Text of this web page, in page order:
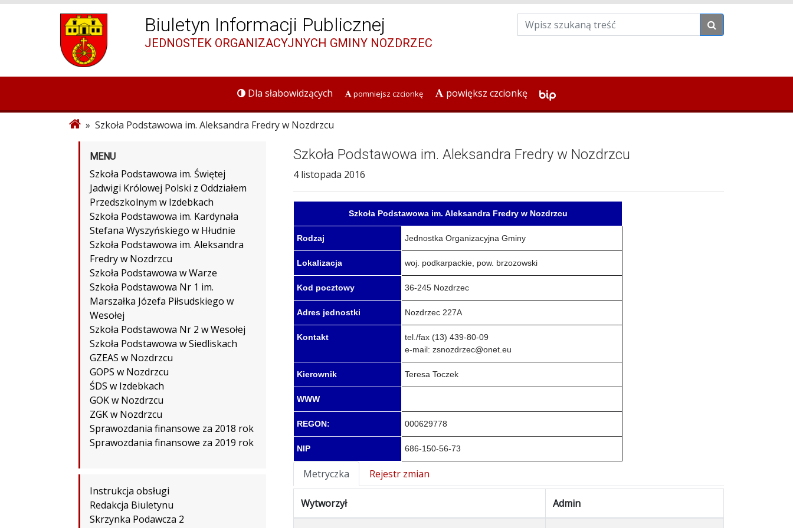
Biuletyn Informacji Publicznej
JEDNOSTEK ORGANIZACYJNYCH GMINY NOZDRZEC
Dla słabowidzących pomniejsz czcionkę powiększ czcionkę
» Szkoła Podstawowa im. Aleksandra Fredry w Nozdrzcu
MENU
Szkoła Podstawowa im. Świętej
Jadwigi Królowej Polski z Oddziałem
Przedszkolnym w Izdebkach
Szkoła Podstawowa im. Kardynała
Stefana Wyszyńskiego w Hłudnie
Szkoła Podstawowa im. Aleksandra
Fredry w Nozdrzcu
Szkoła Podstawowa w Warze
Szkoła Podstawowa Nr 1 im.
Marszałka Józefa Piłsudskiego w
Wesołej
Szkoła Podstawowa Nr 2 w Wesołej
Szkoła Podstawowa w Siedliskach
GZEAS w Nozdrzcu
GOPS w Nozdrzcu
ŚDS w Izdebkach
GOK w Nozdrzcu
ZGK w Nozdrzcu
Sprawozdania finansowe za 2018 rok
Sprawozdania finansowe za 2019 rok
Instrukcja obsługi
Redakcja Biuletynu
Skrzynka Podawcza 2
Szkoła Podstawowa im. Aleksandra Fredry w Nozdrzcu
4 listopada 2016
Szkoła Podstawowa im. Aleksandra Fredry w Nozdrzcu
Rodzaj Jednostka Organizacyjna Gminy
Lokalizacja woj. podkarpackie, pow. brzozowski
Kod pocztowy 36-245 Nozdrzec
Adres jednostki Nozdrzec 227A
Kontakt
tel./fax (13) 439-80-09
e-mail: zsnozdrzec@onet.eu
Kierownik Teresa Toczek
WWW
REGON: 000629778
NIP 686-150-56-73
Metryczka Rejestr zmian
Wytworzył Admin